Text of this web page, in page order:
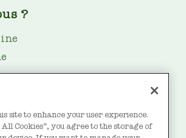
?
huiles
site to enhance your user experience.
Cookies”, you agree to the storage of